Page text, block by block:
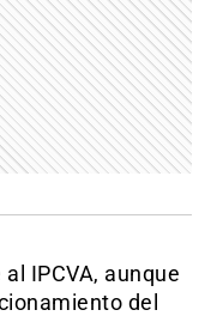
IPCVA, aunque
del